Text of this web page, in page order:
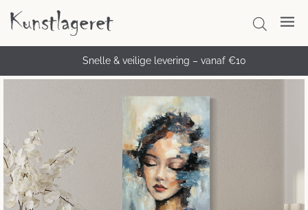
Snelle & veilige levering – vanaf €10